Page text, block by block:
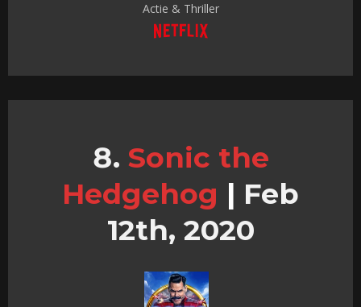
Actie & Thriller
Sonic the
Hedgehog | Feb
12th, 2020